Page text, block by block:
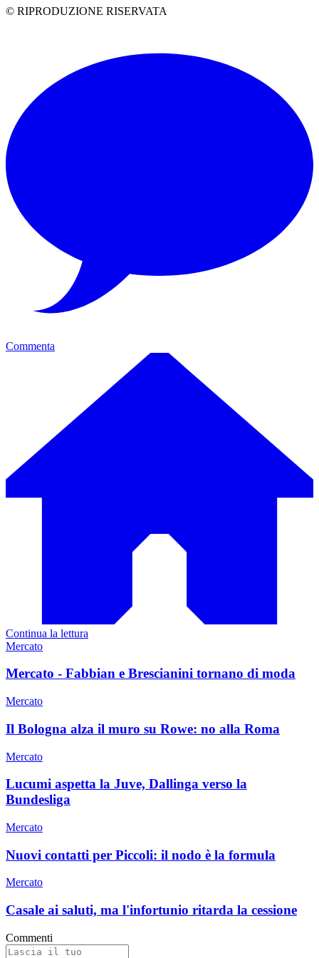
© RIPRODUZIONE RISERVATA
Commenta
Continua la lettura
Mercato
Mercato - Fabbian e Brescianini tornano di moda
Mercato
Il Bologna alza il muro su Rowe: no alla Roma
Mercato
Lucumi aspetta la Juve, Dallinga verso la
Bundesliga
Mercato
Nuovi contatti per Piccoli: il nodo è la formula
Mercato
Casale ai saluti, ma l'infortunio ritarda la cessione
Commenti